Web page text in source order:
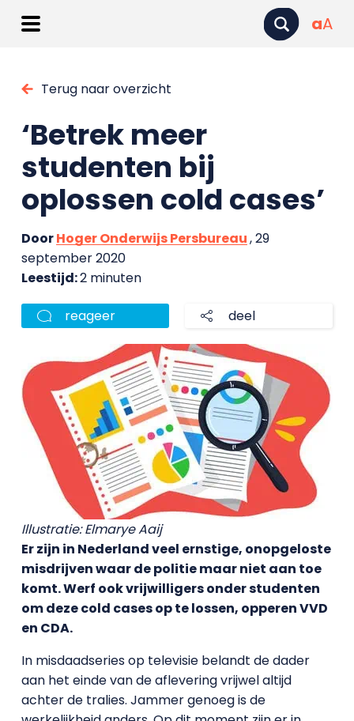
aA
Terug naar overzicht
‘Betrek meer
studenten bij
oplossen cold cases’
DoorHoger Onderwijs Persbureau, 29
september 2020
Leestijd:2 minuten
reageer deel
Illustratie: Elmarye Aaij
Er zijn in Nederland veel ernstige, onopgeloste
misdrijven waar de politie maar niet aan toe
komt. Werf ook vrijwilligers onder studenten
om deze cold cases op te lossen, opperen VVD
en CDA.
In misdaadseries op televisie belandt de dader
aan het einde van de aflevering vrijwel altijd
achter de tralies. Jammer genoeg is de